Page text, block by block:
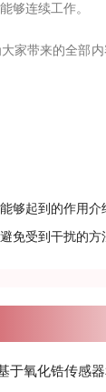
够连续工作。
带来的全部内
够起到的作用介
免受到干扰的方
于氧化锆传感